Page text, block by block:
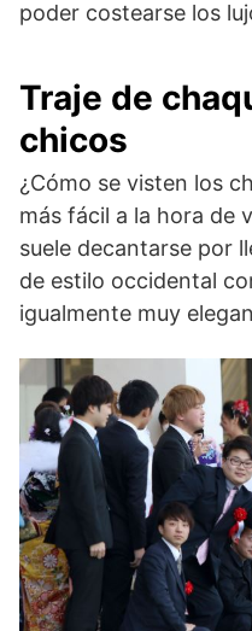
poder costearse los
Traje de
chicos
¿Cómo se visten los
más fácil a la hora de
suele decantarse por
de estilo occidental
igualmente muy